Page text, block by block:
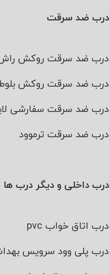
درب ضد سرقت
درب ضد سرقت روکش
درب ضد سرقت روکش
درب ضد سرقت سفارشی
درب ضد سرقت ترموود
درب داخلی و دیگر درب ها
درب اتاق خواب pvc
درب پلی وود سرویس